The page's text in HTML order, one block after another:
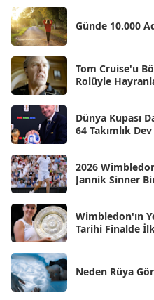
Şub 2025
Oca 2025
Ara 2024 [25]
Kas 2024
Eki 2024 [46]
Eyl 2024
Ağu 2024 [10]
Tem 2024
Haz 2024 [30]
Nis 2024 [59]
Günde 10.000
Tom Cruise'u
Rolüyle
Dünya Kupası
64 Takımlık
2026
Jannik Sinner
Wimbledon'ın
Tarihi Finalde
Neden Rüya